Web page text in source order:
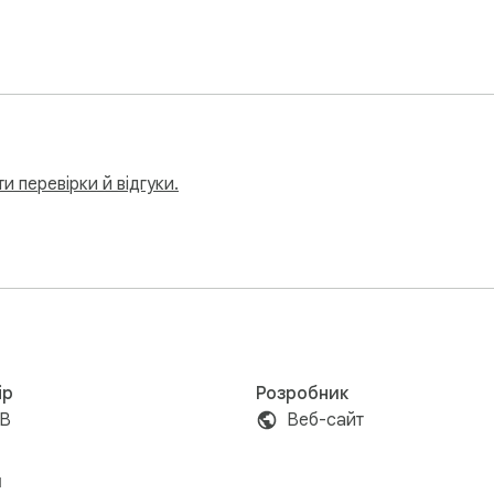
перевірки й відгуки.
Розробник
Веб-сайт